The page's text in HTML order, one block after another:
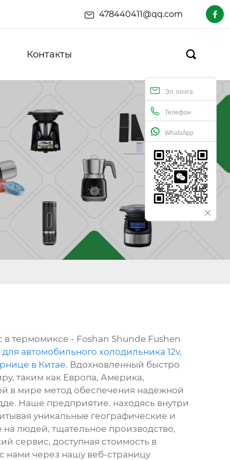
478440411@qq.com 
Контакты 
Эл. почта
Телефон
WhatsApp
в термомиксе - Foshan Shunde Fushen
автомобильного холодильника 12v,
в Китае. Вдохновленный быстро
таким как Европа, Америка,
в мире метод обеспечения надежной
Наше предприятие. находясь внутри
уникальные географические и
людей, тщательное производство,
сервис, доступная стоимость в
нами через нашу веб-страницу